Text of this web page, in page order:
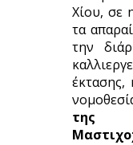
Χίου, σε
τα
την
έκτασης,
της